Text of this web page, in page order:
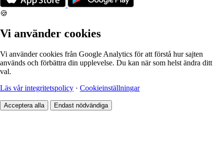
🍪
Vi använder cookies
Vi använder cookies från Google Analytics för att förstå hur sajten
används och förbättra din upplevelse. Du kan när som helst ändra ditt
val.
Läs vår integritetspolicy · Cookieinställningar
Acceptera alla Endast nödvändiga